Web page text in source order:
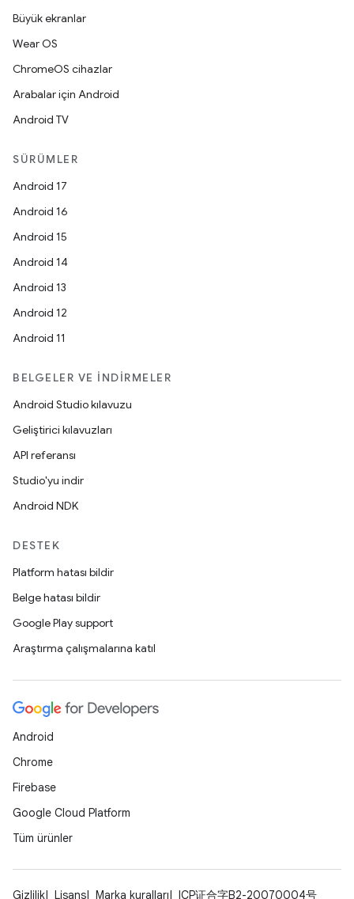
Büyük ekranlar
Wear OS
ChromeOS cihazlar
Arabalar için Android
Android TV
SÜRÜMLER
Android 17
Android 16
Android 15
Android 14
Android 13
Android 12
Android 11
BELGELER VE İNDIRMELER
Android Studio kılavuzu
Geliştirici kılavuzları
API referansı
Studio'yu indir
Android NDK
DESTEK
Platform hatası bildir
Belge hatası bildir
Google Play support
Araştırma çalışmalarına katıl
Android
Chrome
Firebase
Google Cloud Platform
Tüm ürünler
Gizlilik Lisans Marka kuralları ICP证合字B2-20070004号